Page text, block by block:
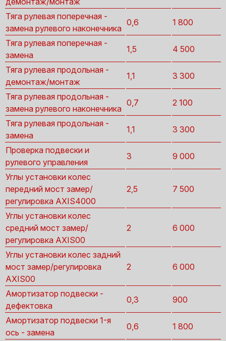
Тяга рулевая поперечная -
замена рулевого наконечника
0,6 1 800
Тяга рулевая поперечная -
замена
1,5 4 500
Тяга рулевая продольная -
демонтаж/монтаж
1,1 3 300
Тяга рулевая продольная -
замена рулевого наконечника
0,7 2 100
Тяга рулевая продольная -
замена
1,1 3 300
Проверка подвески и
рулевого управления
3 9 000
Углы установки колес
передний мост замер/
регулировка AXIS4000
2,5 7 500
Углы установки колес
средний мост замер/
регулировка AXIS00
2 6 000
Углы установки колес задний
мост замер/регулировка
AXIS00
2 6 000
Амортизатор подвески -
дефектовка
0,3 900
Амортизатор подвески 1-я
ось - замена
0,6 1 800